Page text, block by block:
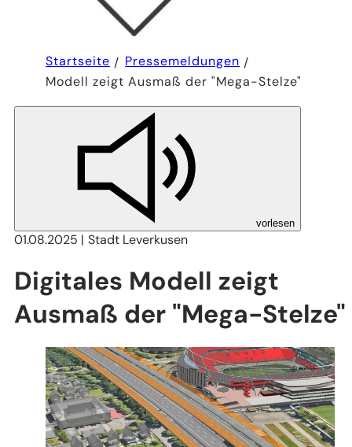
Startseite
Pressemeldungen
Modell zeigt Ausmaß der "Mega-Stelze"
vorlesen
01.08.2025 Stadt Leverkusen
Digitales Modell zeigt
Ausmaß der "Mega-Stelze"